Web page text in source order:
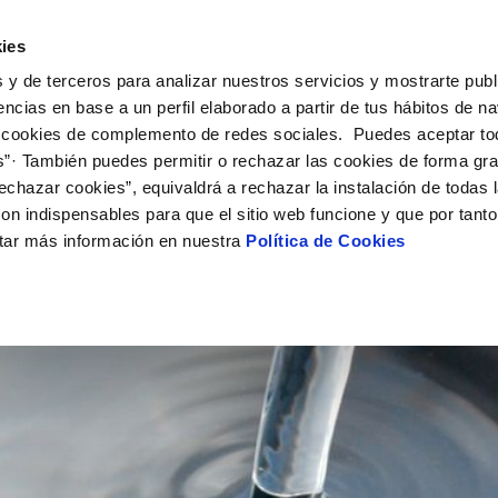
y de terceros para analizar nuestros servicios y mostrarte
en base a un perfil elaborado a partir de tus hábitos de
de complemento de redes sociales. Puedes aceptar
También puedes permitir o rechazar las cookies de forma
cookies”, equivaldrá a rechazar la instalación de todas
indispensables para que el sitio web funcione y que por
más información en nuestra Política de Cookies
de titular
de suministro
MODIFICACIÓN DE DATOS
Actualizar datos bancarios
Actualizar datos de domicilio
VER TODAS LAS GESTIONES
Tu Servicio
AL CLIENTE
contacto
COMPROMISO DE SERVICIO
Carta de compromisos
Customer Counsel (Defensa del
Pliegos técnicos para la
Tu Agua
del agua
CUIDADOS DEL AGUA
Consejos de ahorro
Depósitos de reserva
Conócenos
DE GESTIÓN Y CERTIFICADOS
PERFIL DEL CONTRATANTE
Plataforma de contratación del
Licitaciones en curso